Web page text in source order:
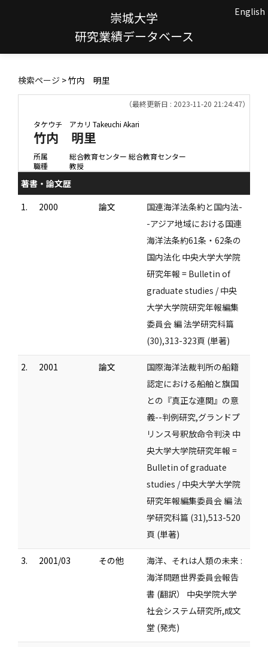
崇城大学
研究業績データベース
English
検索ページ > 竹内 明里
（最終更新日 : 2023-11-20 21:24:47）
タケウチ アカリ Takeuchi Akari
竹内 明里
所属
総合教育センター 総合教育センター
職種
教授
著書・論文歴
1.
2000 論文
国連海洋法条約と国内法-
-アジア地域における国連
海洋法条約61条・62条の
国内法化 中央大学大学院
研究年報 = Bulletin of
graduate studies / 中央
大学大学院研究年報編集
委員会 編 法学研究科篇
(30),313-323頁 (単著)
2. 2001 論文
国際海洋法裁判所の船籍
認定における船舶と旗国
との『真正な連関』の意
義--判例研究,グランドプ
リンス号釈放命令判決 中
央大学大学院研究年報 =
Bulletin of graduate
studies / 中央大学大学院
研究年報編集委員会 編 法
学研究科篇 (31),513-520
頁 (単著)
3. 2001/03 その他
海洋、それは人類の未来 :
海洋問題世界委員会報告
書 (翻訳） 中央学院大学
社会システム研究所,成文
堂 (発売)